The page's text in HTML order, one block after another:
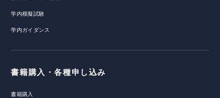
学内模擬試験
学内ガイダンス
書籍購入・各種申し込み
書籍購入